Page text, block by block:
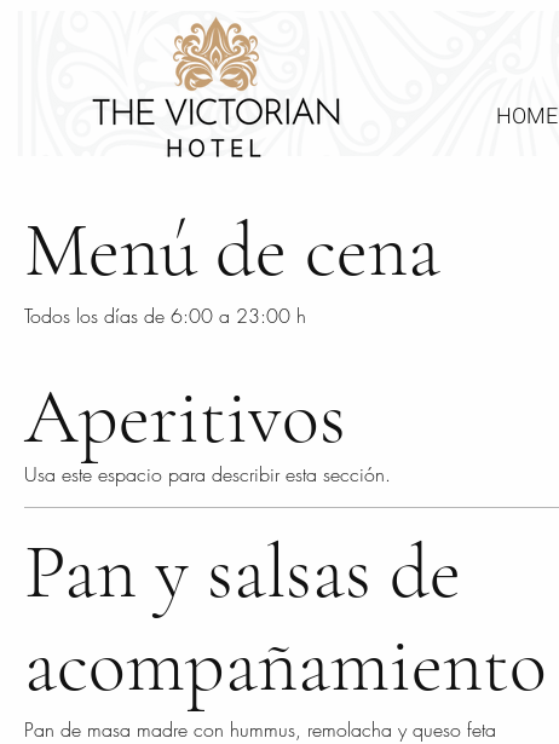
HOME
Menú de cena
Todos los días de 6:00 a 23:00 h
Aperitivos
Usa este espacio para describir esta sección.
Pan y salsas de
acompañamiento
Pan de masa madre con hummus, remolacha y queso feta